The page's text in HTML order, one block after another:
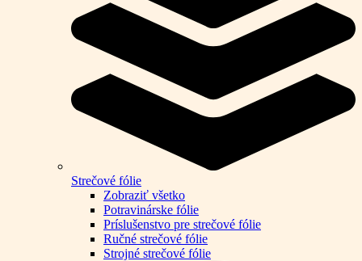
Strečové fólie
Zobraziť všetko
Potravinárske fólie
Príslušenstvo pre strečové fólie
Ručné strečové fólie
Strojné strečové fólie